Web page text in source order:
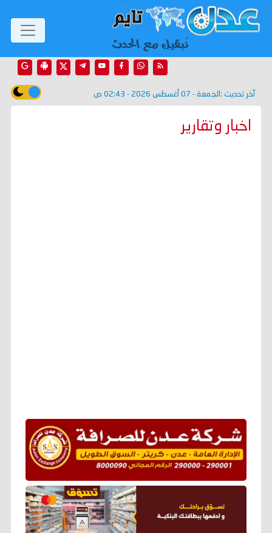
آخر تحديث : الجمعة - 07 أغسطس 2026 - 02:43 ص
اخبار وتقارير